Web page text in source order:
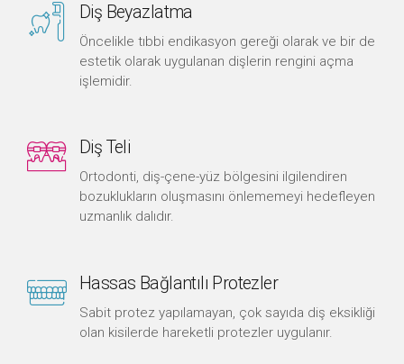
Diş Beyazlatma
Öncelikle tıbbi endikasyon gereği olarak ve bir de
estetik olarak uygulanan dişlerin rengini açma
işlemidir.
Diş Teli
Ortodonti, diş-çene-yüz bölgesini ilgilendiren
bozuklukların oluşmasını önlememeyi hedefleyen
uzmanlık dalıdır.
Hassas Bağlantılı Protezler
Sabit protez yapılamayan, çok sayıda diş eksikliği
olan kisilerde hareketli protezler uygulanır.